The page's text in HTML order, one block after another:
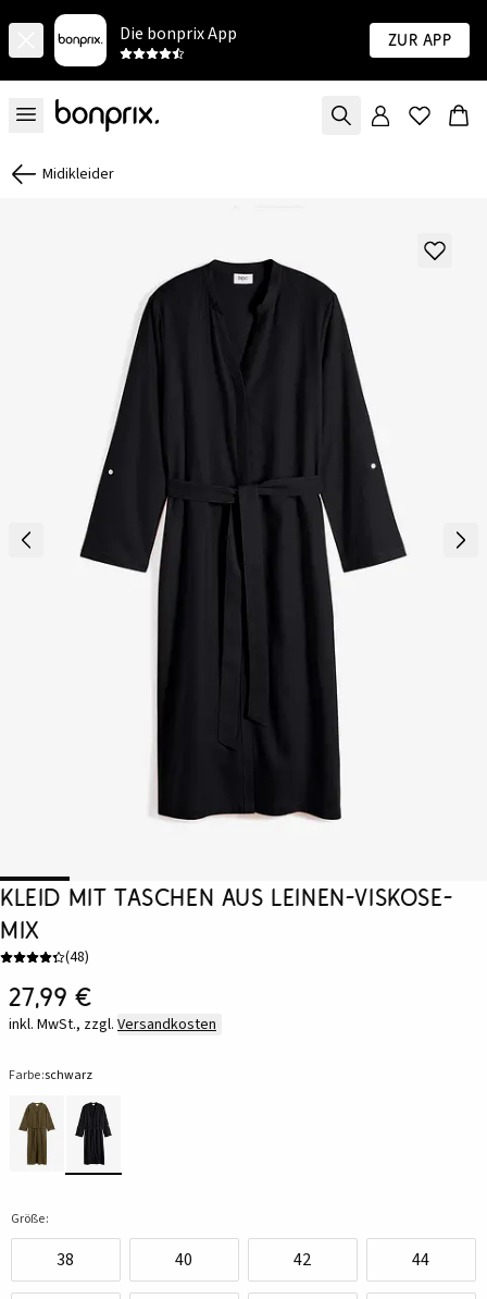
Die bonprix App Zur App
Midikleider
Kleid mit Taschen aus Leinen-Viskose-
Mix
(48)
27,99 €
inkl. MwSt., zzgl. Versandkosten
Farbe:schwarz
Größe:
38 40 42 44